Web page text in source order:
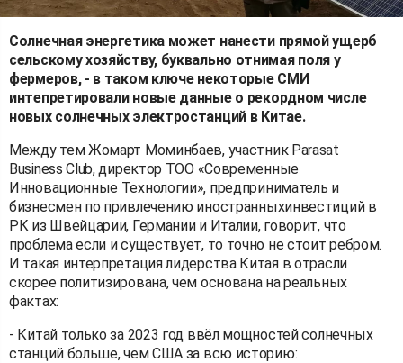
Солнечная энергетика может нанести прямой ущерб
сельскому хозяйству, буквально отнимая поля у
фермеров, - в таком ключе некоторые СМИ
интепретировали новые данные о рекордном числе
новых солнечных электростанций в Китае.
Между тем Жомарт Моминбаев, участник Parasat
Business Club, директор ТОО «Современные
Инновационные Технологии», предприниматель и
бизнесмен по привлечению иностранныхинвестиций в
РК из Швейцарии, Германии и Италии, говорит, что
проблема если и существует, то точно не стоит ребром.
И такая интерпретация лидерства Китая в отрасли
скорее политизирована, чем основана на реальных
фактах:
- Китай только за 2023 год ввёл мощностей солнечных
станций больше, чем США за всю историю: